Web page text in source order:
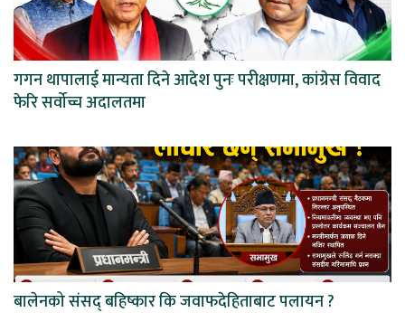
गगन थापालाई मान्यता दिने आदेश पुनः परीक्षणमा, कांग्रेस विवाद
फेरि सर्वोच्च अदालतमा
बालेनको संसद् बहिष्कार कि जवाफदेहिताबाट पलायन ?